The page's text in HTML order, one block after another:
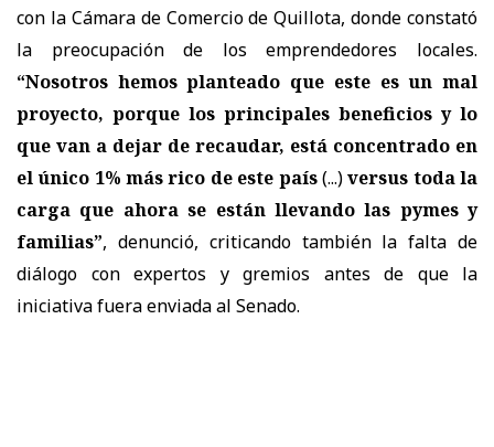
con la Cámara de Comercio de Quillota, donde constató
la preocupación de los emprendedores locales.
“Nosotros hemos planteado que este es un mal
proyecto, porque los principales beneficios y lo
que van a dejar de recaudar, está concentrado en
el único 1% más rico de este país(...)versus toda la
carga que ahora se están llevando las pymes y
familias”, denunció, criticando también la falta de
diálogo con expertos y gremios antes de que la
iniciativa fuera enviada al Senado.